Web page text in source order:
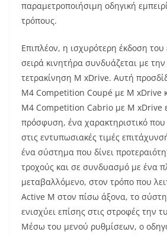
παραμετροποιήσιμη οδηγική
τρόπους.
Επιπλέον, η ισχυρότερη έκδοση του
σειρά κινητήρα συνδυάζεται με
τετρακίνηση M xDrive. Αυτή
M4 Competition Coupé με M xDrive
M4 Competition Cabrio με M xDrive
πρόσφυση, ένα χαρακτηριστικό που
στις εντυπωσιακές τιμές
ένα σύστημα που δίνει
τροχούς και σε συνδυασμό με ένα
μεταβαλλόμενο, στον τρόπο που
Active M στον πίσω άξονα, το
ενισχύει επίσης στις στροφές την
Μέσω του μενού ρυθμίσεων, ο